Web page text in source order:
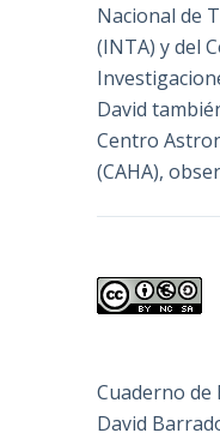
Nacional de
(INTA) y del
David
Centro
(CAHA),
Cuaderno de
David